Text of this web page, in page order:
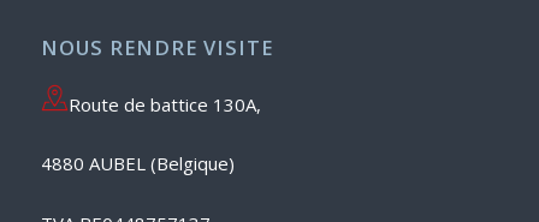
NOUS RENDRE VISITE
Route de battice 130A,
4880 AUBEL (Belgique)